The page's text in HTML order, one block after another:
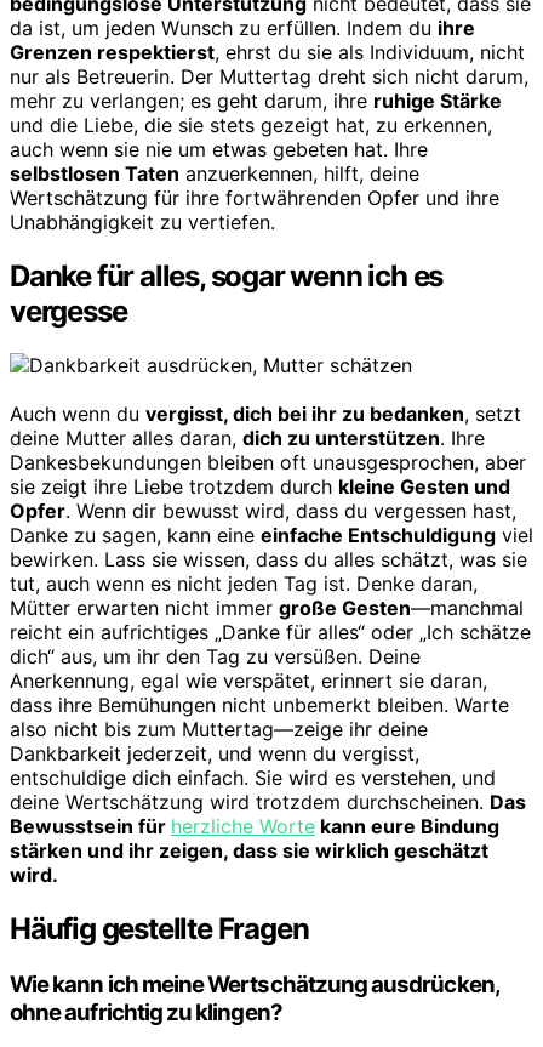
da ist, um jeden Wunsch zu erfüllen. Indem du ihre
Grenzen respektierst, ehrst du sie als Individuum, nicht
nur als Betreuerin. Der Muttertag dreht sich nicht darum,
mehr zu verlangen; es geht darum, ihre ruhige Stärke
und die Liebe, die sie stets gezeigt hat, zu erkennen,
auch wenn sie nie um etwas gebeten hat. Ihre
selbstlosen Taten anzuerkennen, hilft, deine
Wertschätzung für ihre fortwährenden Opfer und ihre
Unabhängigkeit zu vertiefen.
Danke für alles, sogar wenn ich es
vergesse
Auch wenn du vergisst, dich bei ihr zu bedanken, setzt
deine Mutter alles daran, dich zu unterstützen. Ihre
Dankesbekundungen bleiben oft unausgesprochen, aber
sie zeigt ihre Liebe trotzdem durch kleine Gesten und
Opfer. Wenn dir bewusst wird, dass du vergessen hast,
Danke zu sagen, kann eine einfache Entschuldigung viel
bewirken. Lass sie wissen, dass du alles schätzt, was sie
tut, auch wenn es nicht jeden Tag ist. Denke daran,
Mütter erwarten nicht immer große Gesten—manchmal
reicht ein aufrichtiges „Danke für alles“ oder „Ich schätze
dich“ aus, um ihr den Tag zu versüßen. Deine
Anerkennung, egal wie verspätet, erinnert sie daran,
dass ihre Bemühungen nicht unbemerkt bleiben. Warte
also nicht bis zum Muttertag—zeige ihr deine
Dankbarkeit jederzeit, und wenn du vergisst,
entschuldige dich einfach. Sie wird es verstehen, und
deine Wertschätzung wird trotzdem durchscheinen. Das
Bewusstsein für herzliche Worte kann eure Bindung
stärken und ihr zeigen, dass sie wirklich geschätzt
wird.
Häufig gestellte Fragen
Wie kann ich meine Wertschätzung ausdrücken,
ohne aufrichtig zu klingen?